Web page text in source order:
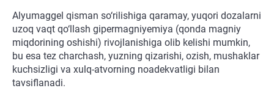
Alyumaggel qisman so‘rilishiga qaramay, yuqori dozalarni
uzoq vaqt qo‘llash gipermagniyemiya (qonda magniy
miqdorining oshishi) rivojlanishiga olib kelishi mumkin,
bu esa tez charchash, yuzning qizarishi, ozish, mushaklar
kuchsizligi va xulq-atvorning noadekvatligi bilan
tavsiflanadi.